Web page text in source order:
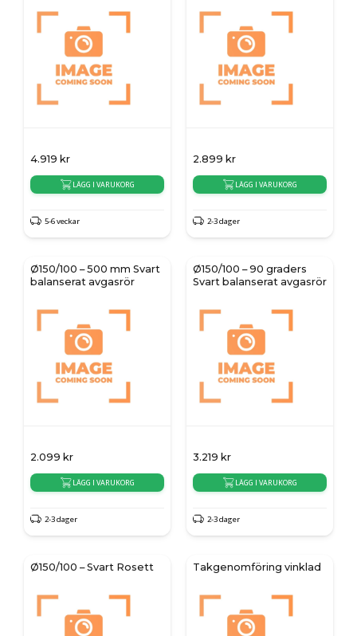
4.919 kr
LÄGG I VARUKORG
5-6 veckar
2.899 kr
LÄGG I VARUKORG
2-3 dager
Ø150/100 – 500 mm Svart
balanserat avgasrör
2.099 kr
LÄGG I VARUKORG
2-3 dager
Ø150/100 – 90 graders
Svart balanserat avgasrör
3.219 kr
LÄGG I VARUKORG
2-3 dager
Ø150/100 – Svart Rosett Takgenomföring vinklad